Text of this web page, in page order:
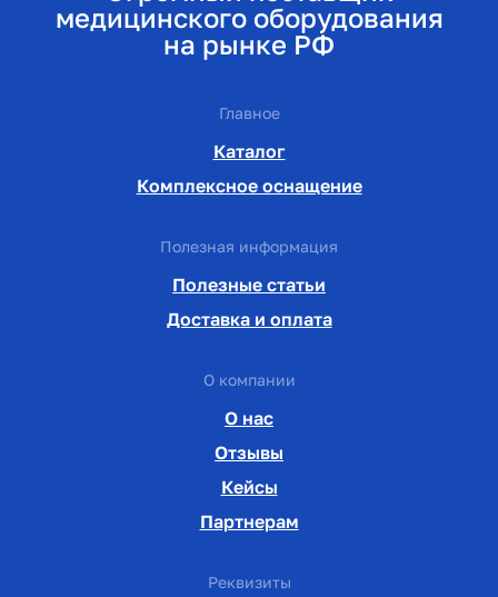
медицинского оборудования
на рынке РФ
Главное
Каталог
Комплексное оснащение
Полезная информация
Полезные статьи
Доставка и оплата
О компании
О нас
Отзывы
Кейсы
Партнерам
Реквизиты